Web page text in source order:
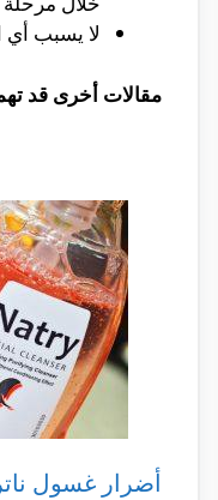
لا يسبب أي
مقالات أخرى قد
أضرار غسول